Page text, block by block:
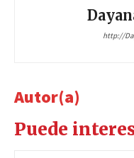
http://
Autor(a)
Puede